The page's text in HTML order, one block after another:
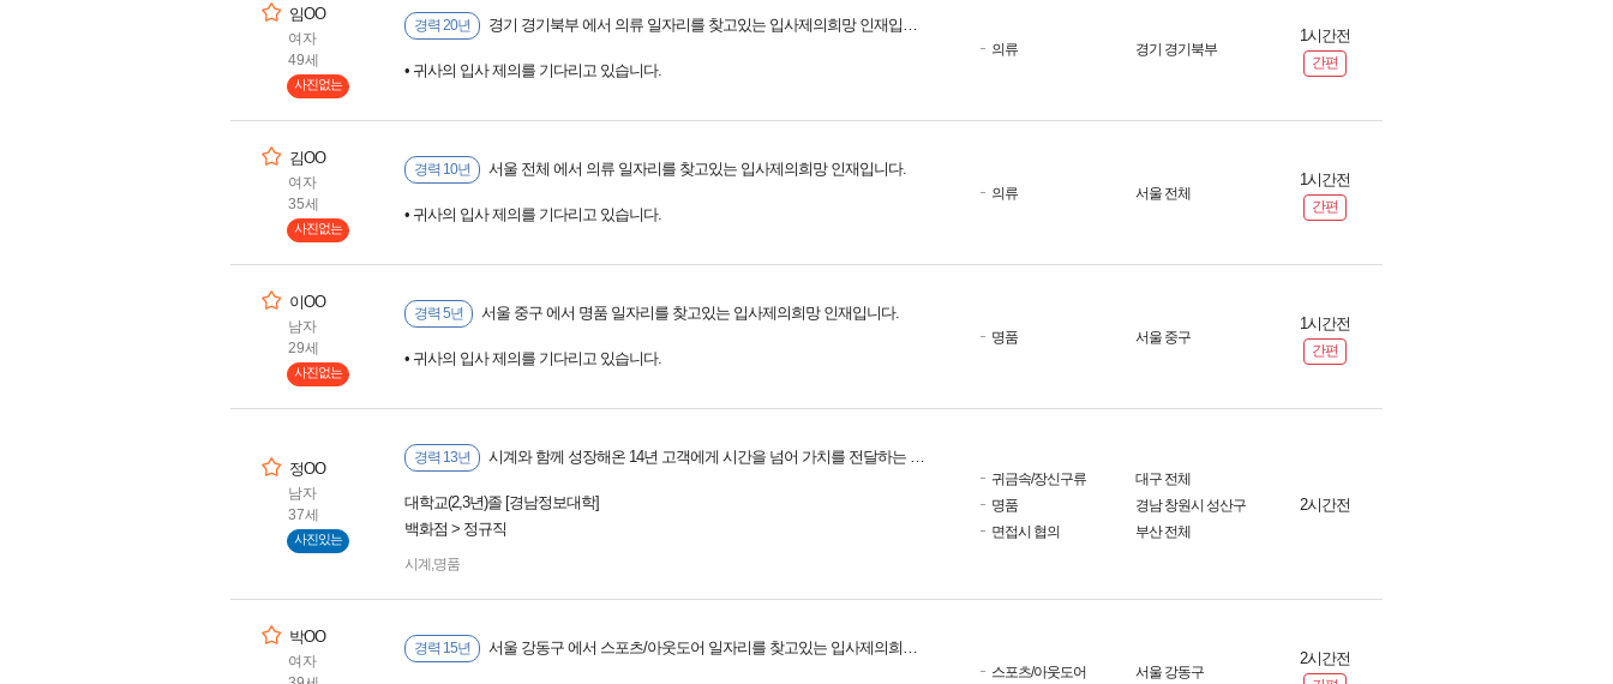
임OO
여자
49세
사진없는
경력 20년 경기 경기북부 에서 의류 일자리를 찾고있는 입사제의희망 인재입니다.
• 귀사의 입사 제의를 기다리고 있습니다.
의류 경기 경기북부
1시간전
간편
김OO
여자
35세
사진없는
경력 10년 서울 전체 에서 의류 일자리를 찾고있는 입사제의희망 인재입니다.
• 귀사의 입사 제의를 기다리고 있습니다.
의류 서울 전체
1시간전
간편
이OO
남자
29세
사진없는
경력 5년 서울 중구 에서 명품 일자리를 찾고있는 입사제의희망 인재입니다.
• 귀사의 입사 제의를 기다리고 있습니다.
명품 서울 중구
1시간전
간편
정OO
남자
37세
사진있는
경력 13년 시계와 함께 성장해온 14년 고객에게 시간을 넘어 가치를 전달하는 사람이 되겠습니다.
대학교(2,3년)졸 [경남정보대학]
백화점 > 정규직
시계 ,명품
귀금속/장신구류
명품
면접시 협의
대구 전체
경남 창원시 성산구
부산 전체
2시간전
박OO
여자
경력 15년 서울 강동구 에서 스포츠/아웃도어 일자리를 찾고있는 입사제의희망 인재입니다.
스포츠/아웃도어 서울 강동구
2시간전